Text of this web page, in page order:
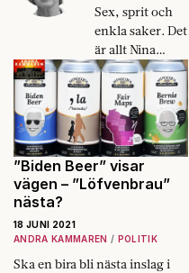
Sex, sprit och
enkla saker. Det
är allt Nina
Solomin vill läsa
om i sommar.
”Biden Beer” visar
vägen – ”Löfvenbrau”
nästa?
18 JUNI 2021
ANDRA KAMMAREN
POLITIK
Ska en bira bli nästa inslag i